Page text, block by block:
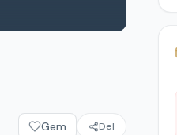
Gem Del